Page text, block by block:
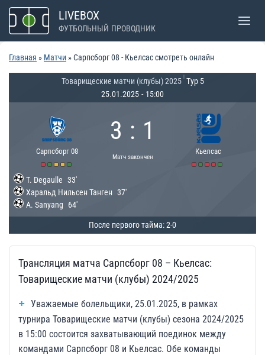
Перейти
содержимому
LIVEBOX
ФУТБОЛЬНЫЙ ПРОВОДНИК
Главная » Матчи »Сарпсборг 08 - Кьелсас смотреть онлайн
Товарищеские матчи (клубы) 2025 Тур 5
25.01.2025 - 15:00
Сарпсборг 08
3 : 1
Матч закончен
Кьелсас
T. Degaulle 33'
Харальд Нильсен Танген 37'
A. Sanyang
64'
После первого тайма: 2-0
Трансляция матча Сарпсборг 08 – Кьелсас:
Товарищеские матчи (клубы) 2024/2025
Уважаемые болельщики, 25.01.2025, в рамках
турнира Товарищеские матчи (клубы) сезона 2024/2025
в 15:00 состоится захватывающий поединок между
командами Сарпсборг 08 и Кьелсас. Обе команды